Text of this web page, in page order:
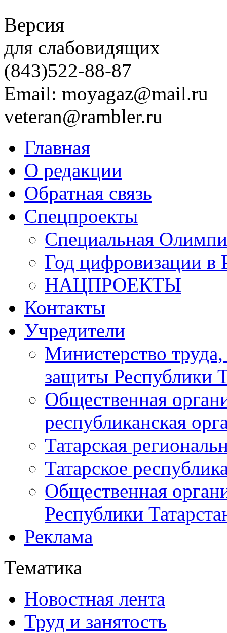
Версия
для слабовидящих
(843)522-88-87
Email: moyagaz@mail.ru
veteran@rambler.ru
Главная
О редакции
Обратная связь
Спецпроекты
Специальная
Год цифровизации в
НАЦПРОЕКТЫ
Контакты
Учредители
Министерство
защиты Республики
Общественная
республиканская
Татарская
Татарское
Общественная
Республики
Реклама
Тематика
Новостная лента
Труд и занятость